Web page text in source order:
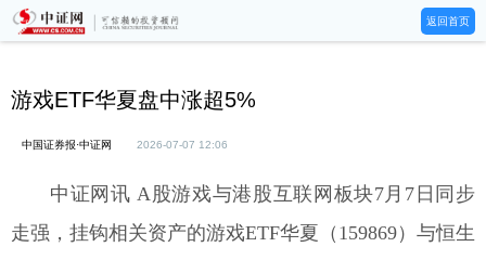
返回首页
游戏ETF华夏盘中涨超5%
中国证券报·中证网 2026-07-07 12:06
中证网讯 A股游戏与港股互联网板块7月7日同步
走强，挂钩相关资产的游戏ETF华夏（159869）与恒生